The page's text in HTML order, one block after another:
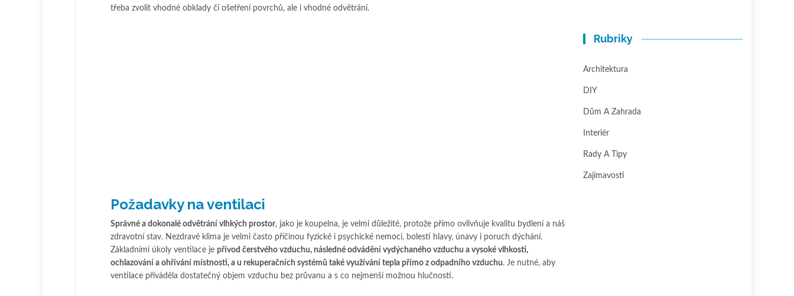
třeba zvolit vhodné obklady či ošetření povrchů, ale i vhodné odvětrání.
Požadavky na ventilaci
Správné a dokonalé odvětrání vlhkých prostor, jako je koupelna, je velmi důležité, protože přímo ovlivňuje kvalitu bydlení a náš
zdravotní stav. Nezdravé klima je velmi často příčinou fyzické i psychické nemoci, bolestí hlavy, únavy i poruch dýchání.
Základními úkoly ventilace je přívod čerstvého vzduchu, následné odvádění vydýchaného vzduchu a vysoké vlhkosti,
ochlazování a ohřívání místnosti, a u rekuperačních systémů také využívání tepla přímo z odpadního vzduchu. Je nutné, aby
ventilace přiváděla dostatečný objem vzduchu bez průvanu a s co nejmenší možnou hlučností.
Rubriky
Architektura
DIY
Dům A Zahrada
Interiér
Rady A Tipy
Zajímavosti